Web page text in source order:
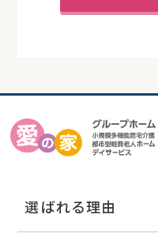
選ばれる理由